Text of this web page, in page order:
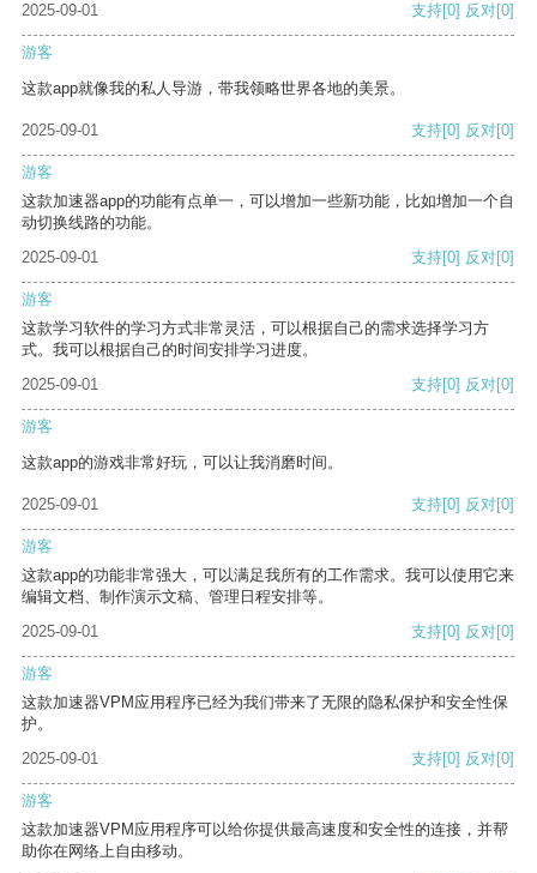
2025-09-01 支持[0] 反对[0]
游客
这款app就像我的私人导游，带我领略世界各地的美景。
2025-09-01 支持[0] 反对[0]
游客
这款加速器app的功能有点单一，可以增加一些新功能，比如增加一个自
动切换线路的功能。
2025-09-01
支持[0] 反对[0]
游客
这款学习软件的学习方式非常灵活，可以根据自己的需求选择学习方
式。我可以根据自己的时间安排学习进度。
2025-09-01
支持[0] 反对[0]
游客
这款app的游戏非常好玩，可以让我消磨时间。
2025-09-01 支持[0] 反对[0]
游客
这款app的功能非常强大，可以满足我所有的工作需求。我可以使用它来
编辑文档、制作演示文稿、管理日程安排等。
2025-09-01
支持[0] 反对[0]
游客
这款加速器VPM应用程序已经为我们带来了无限的隐私保护和安全性保
护。
2025-09-01
支持[0] 反对[0]
游客
这款加速器VPM应用程序可以给你提供最高速度和安全性的连接，并帮
助你在网络上自由移动。